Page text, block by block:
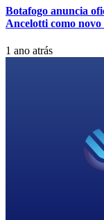
Botafogo anuncia
Ancelotti como novo
1 ano atrás